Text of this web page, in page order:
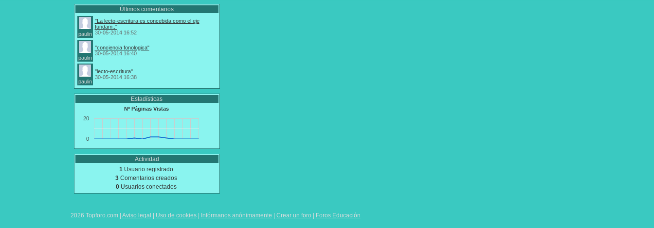
Últimos comentarios
paulin
"La lecto-escritura es concebida como el eje
fundam.."
30-05-2014 16:52
paulin
"conciencia fonologica"
30-05-2014 16:40
paulin
"lecto-escritura"
30-05-2014 16:38
Estadísticas
Nº Páginas Vistas
0
20
Actividad
1 Usuario registrado
3 Comentarios creados
0 Usuarios conectados
2026 Topforo.com | Aviso legal Uso de cookies| Infórmanos anónimamente Crear un foro Foros Educación